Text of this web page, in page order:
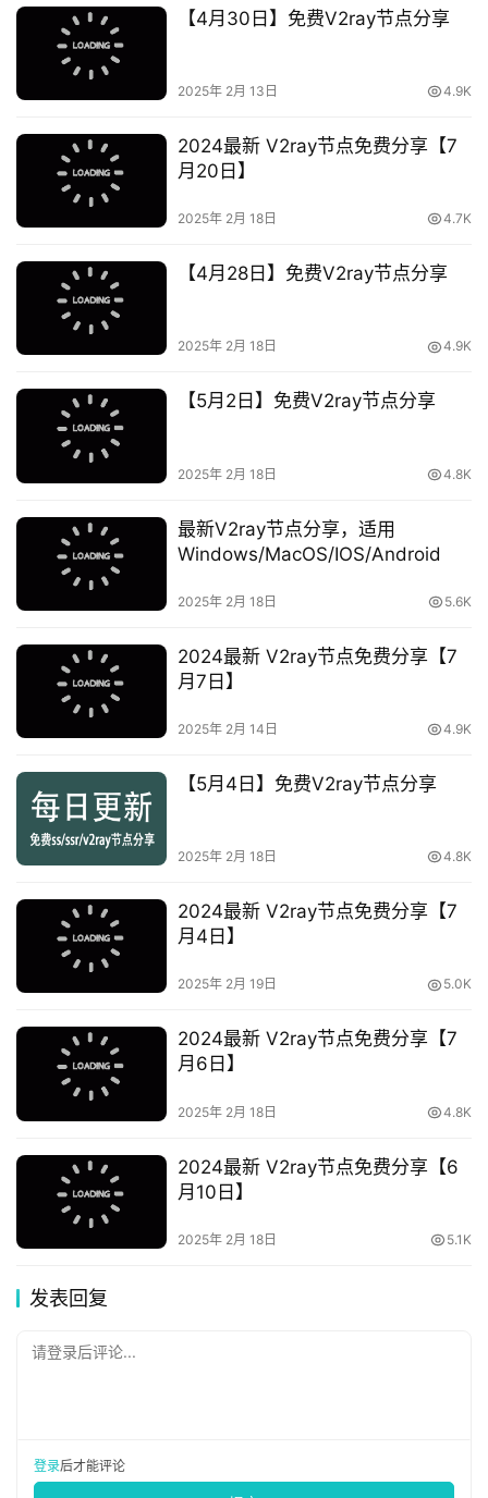
【4月30日】免费V2ray节点分享
2025年 2月 13日 4.9K
2024最新 V2ray节点免费分享【7
月20日】
2025年 2月 18日 4.7K
【4月28日】免费V2ray节点分享
2025年 2月 18日 4.9K
【5月2日】免费V2ray节点分享
2025年 2月 18日 4.8K
最新V2ray节点分享，适用
Windows/MacOS/IOS/Android
2025年 2月 18日 5.6K
2024最新 V2ray节点免费分享【7
月7日】
2025年 2月 14日 4.9K
【5月4日】免费V2ray节点分享
2025年 2月 18日 4.8K
2024最新 V2ray节点免费分享【7
月4日】
2025年 2月 19日 5.0K
2024最新 V2ray节点免费分享【7
月6日】
2025年 2月 18日 4.8K
2024最新 V2ray节点免费分享【6
月10日】
2025年 2月 18日 5.1K
发表回复
请登录后评论...
登录后才能评论